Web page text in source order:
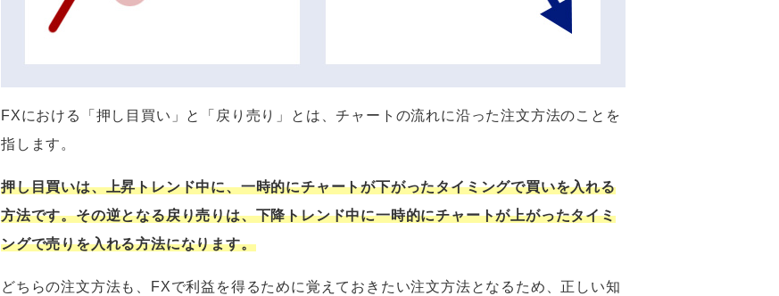
FXにおける「押し目買い」と「戻り売り」とは、チャートの流れに沿った注文方法のことを
指します。
押し目買いは、上昇トレンド中に、一時的にチャートが下がったタイミングで買いを入れる
方法です。その逆となる戻り売りは、下降トレンド中に一時的にチャートが上がったタイミ
ングで売りを入れる方法になります。
どちらの注文方法も、FXで利益を得るために覚えておきたい注文方法となるため、正しい知